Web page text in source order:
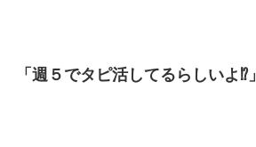
「週５でタピ活してるらしいよ⁉」